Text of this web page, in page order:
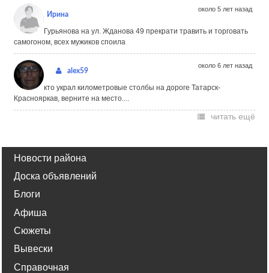
Ирина
около 5 лет назад
Гурьянова на ул. Жданова 49 прекрати травить и торговать
самогоном, всех мужиков споила
alex59
около 6 лет назад
кто украл километровые столбы на дороге Татарск-
Краснояркав, верните на место....
читать ещё
Новости района
Доска объявлений
Блоги
Афиша
Сюжеты
Вывески
Справочная